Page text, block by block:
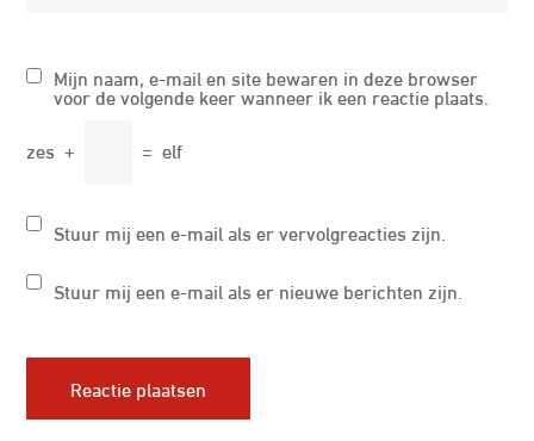
Mijn naam, e-mail en site bewaren in deze browser
voor de volgende keer wanneer ik een reactie plaats.
zes + = elf
Stuur mij een e-mail als er vervolgreacties zijn.
Stuur mij een e-mail als er nieuwe berichten zijn.